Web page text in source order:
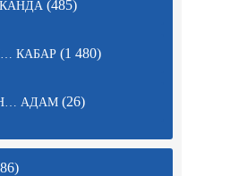
(485)
КАБАР (1 480)
АДАМ (26)